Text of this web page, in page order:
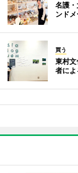
名護
ンド
買う
東村
者に